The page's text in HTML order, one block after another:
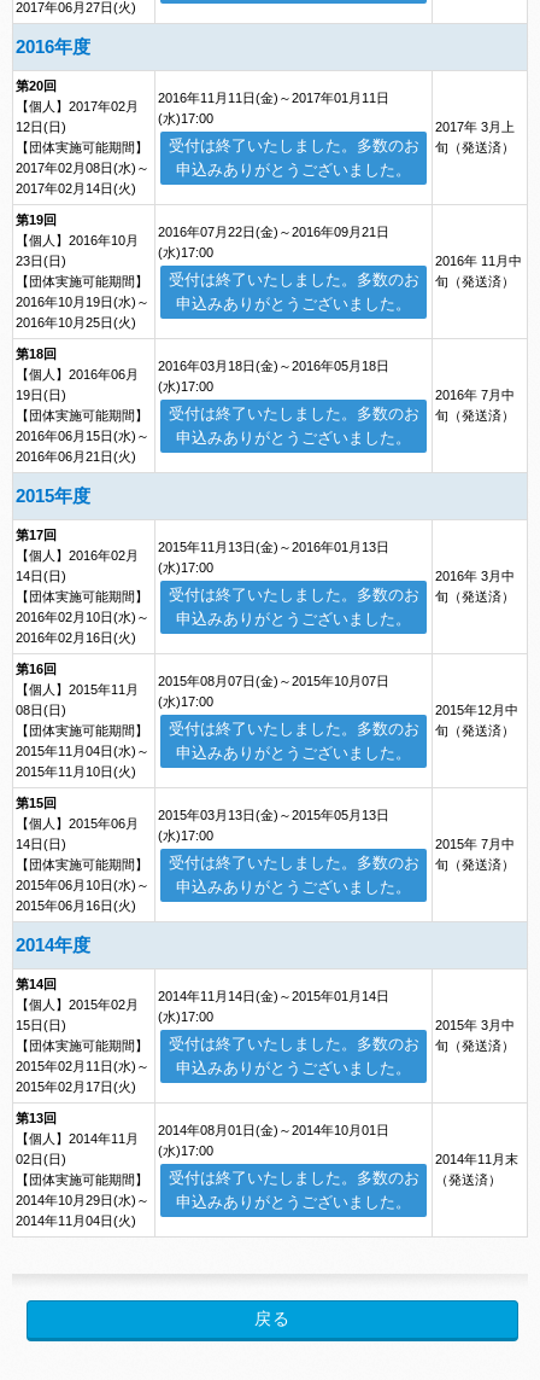
2017年06月27日(火)
2016年度
第20回
【個人】2017年02月
12日(日)
【団体実施可能期間】
2017年02月08日(水)～
2017年02月14日(火)
2016年11月11日(金)～2017年01月11日
(水)17:00
受付は終了いたしました。多数のお
申込みありがとうございました。
2017年 3月上
旬（発送済）
第19回
【個人】2016年10月
23日(日)
【団体実施可能期間】
2016年10月19日(水)～
2016年10月25日(火)
2016年07月22日(金)～2016年09月21日
(水)17:00
受付は終了いたしました。多数のお
申込みありがとうございました。
2016年 11月中
旬（発送済）
第18回
【個人】2016年06月
19日(日)
【団体実施可能期間】
2016年06月15日(水)～
2016年06月21日(火)
2016年03月18日(金)～2016年05月18日
(水)17:00
受付は終了いたしました。多数のお
申込みありがとうございました。
2016年 7月中
旬（発送済）
2015年度
第17回
【個人】2016年02月
14日(日)
【団体実施可能期間】
2016年02月10日(水)～
2016年02月16日(火)
2015年11月13日(金)～2016年01月13日
(水)17:00
受付は終了いたしました。多数のお
申込みありがとうございました。
2016年 3月中
旬（発送済）
第16回
【個人】2015年11月
08日(日)
【団体実施可能期間】
2015年11月04日(水)～
2015年11月10日(火)
2015年08月07日(金)～2015年10月07日
(水)17:00
受付は終了いたしました。多数のお
申込みありがとうございました。
2015年12月中
旬（発送済）
第15回
【個人】2015年06月
14日(日)
【団体実施可能期間】
2015年06月10日(水)～
2015年06月16日(火)
2015年03月13日(金)～2015年05月13日
(水)17:00
受付は終了いたしました。多数のお
申込みありがとうございました。
2015年 7月中
旬（発送済）
2014年度
第14回
【個人】2015年02月
15日(日)
【団体実施可能期間】
2015年02月11日(水)～
2015年02月17日(火)
2014年11月14日(金)～2015年01月14日
(水)17:00
受付は終了いたしました。多数のお
申込みありがとうございました。
2015年 3月中
旬（発送済）
第13回
【個人】2014年11月
02日(日)
【団体実施可能期間】
2014年10月29日(水)～
2014年11月04日(火)
2014年08月01日(金)～2014年10月01日
(水)17:00
受付は終了いたしました。多数のお
申込みありがとうございました。
2014年11月末
（発送済）